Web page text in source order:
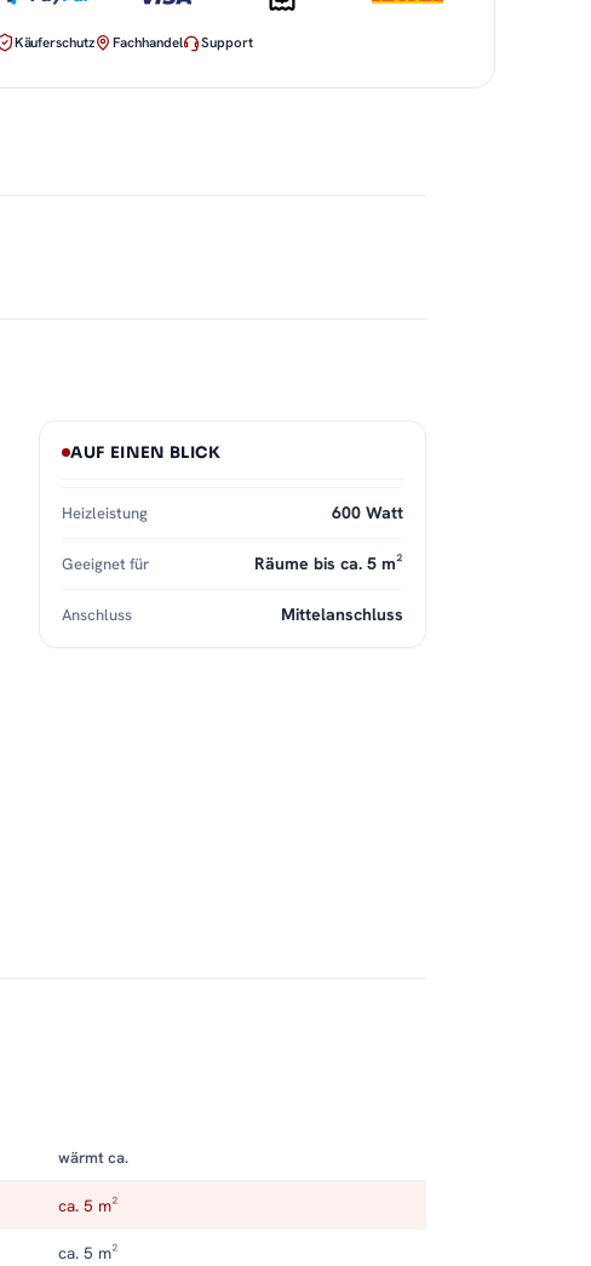
Käuferschutz Fachhandel Support
AUF EINEN BLICK
Heizleistung 600 Watt
Geeignet für Räume bis ca. 5 m²
Anschluss Mittelanschluss
wärmt ca.
ca. 5 m²
ca. 5 m²